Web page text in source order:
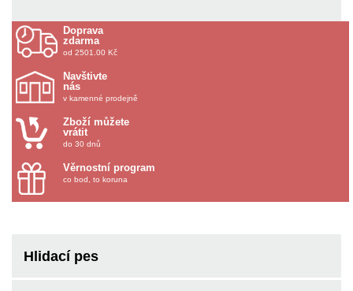
Doprava
zdarma
od 2501.00 Kč
Navštivte
nás
v kamenné prodejně
Zboží můžete
vrátit
do 30 dnů
Věrnostní program
co bod, to koruna
Hlidací pes